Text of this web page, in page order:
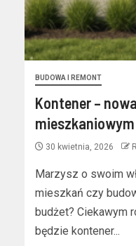
BUDOWA I REMONT
Kontener –
mieszkaniowym
30 kwietnia, 2026
Marzysz o swoim
mieszkań czy
budżet? Ciekawym
będzie kontener...